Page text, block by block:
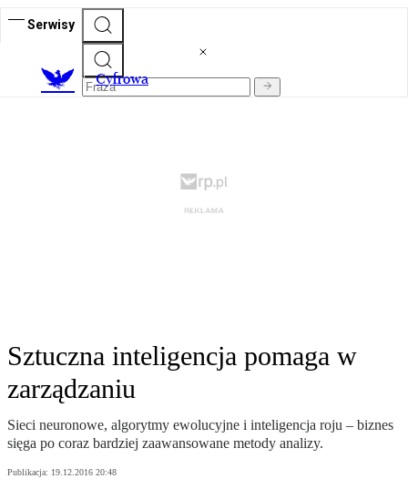
Serwisy
Cyfrowa
Sztuczna inteligencja pomaga w
zarządzaniu
Sieci neuronowe, algorytmy ewolucyjne i inteligencja roju – biznes
sięga po coraz bardziej zaawansowane metody analizy.
Publikacja: 19.12.2016 20:48